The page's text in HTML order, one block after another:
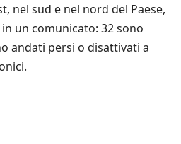
nel sud e nel nord del Paese,
un comunicato: 32 sono
andati persi o disattivati a